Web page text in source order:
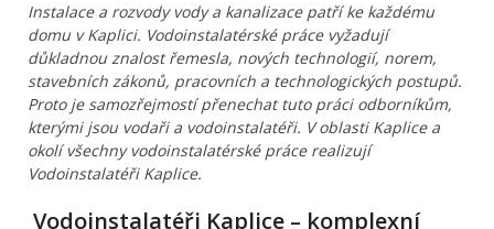
Instalace a rozvody vody a kanalizace patří ke každému
domu v Kaplici. Vodoinstalatérské práce vyžadují
důkladnou znalost řemesla, nových technologií, norem,
stavebních zákonů, pracovních a technologických postupů.
Proto je samozřejmostí přenechat tuto práci odborníkům,
kterými jsou vodaři a vodoinstalatéři. V oblasti Kaplice a
okolí všechny vodoinstalatérské práce realizují
Vodoinstalatéři Kaplice.
Vodoinstalatéři Kaplice – komplexní